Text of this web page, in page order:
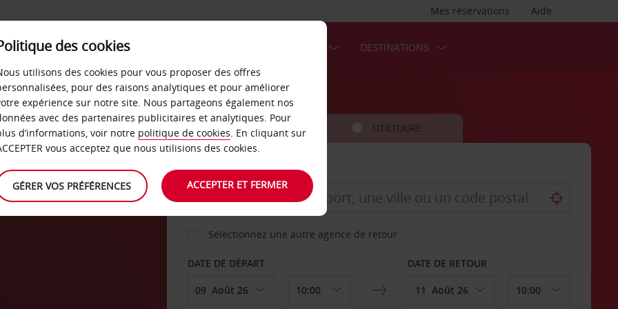
Aide
Mes réservations
LIBRE-SERVICE DESTINATIONS
VOITURE UTILITAIRE
AGENCE DE DÉPART
Sélectionnez une autre agence de retour
DATE DE DÉPART DATE DE RETOUR
des cookies
utilisons des cookies pour vous proposer des offres
pour des raisons analytiques et pour améliorer
expérience sur notre site. Nous partageons également nos
avec des partenaires publicitaires et analytiques. Pour
d’informations, voir notre politique de cookies. En cliquant sur
vous acceptez que nous utilisions des cookies.
GÉRER VOS PRÉFÉRENCES ACCEPTER ET FERMER